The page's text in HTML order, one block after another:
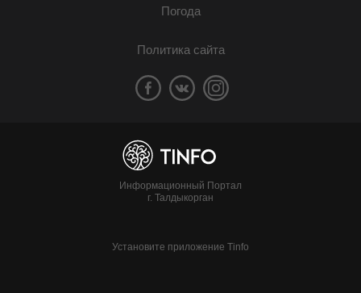
Погода
Политика сайта
Информационный Портал
г. Талдыкорган
Установите приложение Tinfo